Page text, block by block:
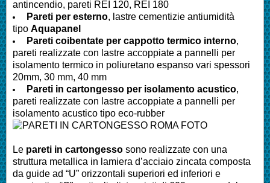
antincendio, pareti REI 120, REI 180
Pareti per esterno, lastre cementizie antiumidità
tipo Aquapanel
Pareti coibentate per cappotto termico interno,
pareti realizzate con lastre accoppiate a pannelli per
isolamento termico in poliuretano espanso vari spessori
20mm, 30 mm, 40 mm
Pareti in cartongesso per isolamento acustico,
pareti realizzate con lastre accoppiate a pannelli per
isolamento acustico tipo eco-rubber
Le pareti in cartongesso sono realizzate con una
struttura metallica in lamiera d’acciaio zincata composta
da guide ad “U” orizzontali superiori ed inferiori e